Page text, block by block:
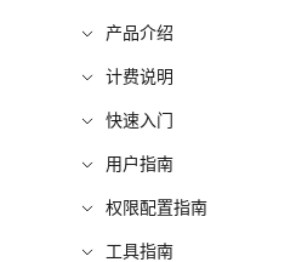
产品介绍
计费说明
快速入门
用户指南
权限配置指南
工具指南